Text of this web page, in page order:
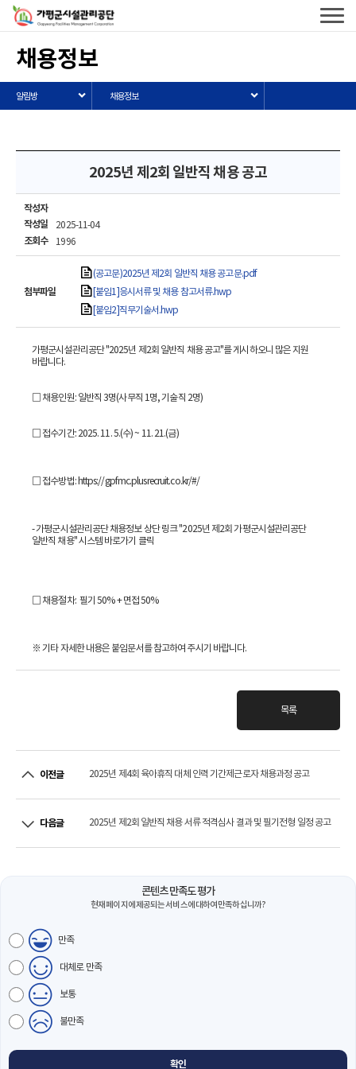
가평군시설관리공단
로고
전체
채용정보
알림방 채용정보
2025년 제2회 일반직 채용 공고
작성자
작성일
2025-11-04
조회수
1996
첨부파일
(공고문)2025년 제2회 일반직 채용 공고문.pdf
[붙임1]응시서류 및 채용 참고서류.hwp
[붙임2]직무기술서.hwp
가평군시설관리공단 "2025년 제2회 일반직 채용 공고"를 게시하오니 많은 지원
바랍니다.
□ 채용인원: 일반직 3명(사무직 1명, 기술직 2명)
□ 접수기간: 2025. 11. 5.(수) ~ 11. 21.(금)
□ 접수방법: https://gpfmc.plusrecruit.co.kr/#/
- 가평군시설관리공단 채용정보 상단 링크 "2025년 제2회 가평군시설관리공단
일반직 채용" 시스템 바로가기 클릭
□ 채용절차: 필기 50% + 면접 50%
※ 기타 자세한 내용은 붙임문서를 참고하여 주시기 바랍니다.
목록
이전글 2025년 제4회 육아휴직 대체 인력 기간제근로자 채용과정 공고
다음글 2025년 제2회 일반직 채용 서류 적격심사 결과 및 필기전형 일정 공고
콘텐츠 만족도 평가
현재 페이지에 제공되는 서비스에 대하여 만족하십니까?
만족
대체로 만족
보통
불만족